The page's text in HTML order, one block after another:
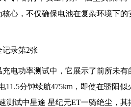
心，不仅确保电池在复杂环境下的
电功率测试中，它展示了前所未有
分钟续航475km，即使在骄阳似
测试中星途 星纪元ET一骑绝尘，其